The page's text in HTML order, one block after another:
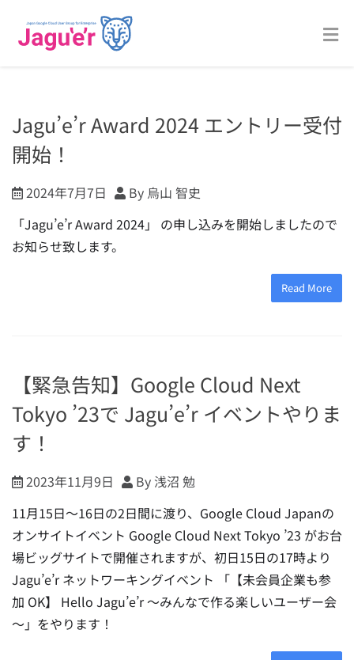
Jagu’e’r Award 2024 エントリー受付
開始！
2024年7月7日
By 烏山 智史
「Jagu’e’r Award 2024」 の申し込みを開始しましたので
お知らせ致します。
Read More
【緊急告知】Google Cloud Next
Tokyo ’23で Jagu’e’r イベントやりま
す！
2023年11月9日
By 浅沼 勉
11月15日〜16日の2日間に渡り、Google Cloud Japanの
オンサイトイベント Google Cloud Next Tokyo ’23 がお台
場ビッグサイトで開催されますが、初日15日の17時より
Jagu’e’r ネットワーキングイベント 「【未会員企業も参
加 OK】 Hello Jagu’e’r ～みんなで作る楽しいユーザー会
～」をやります！